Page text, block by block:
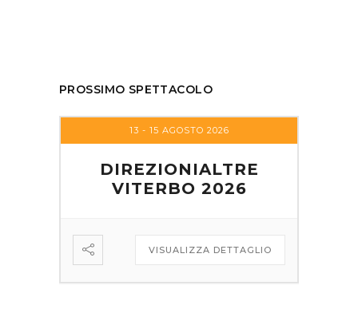
PROSSIMO SPETTACOLO
13 - 15 AGOSTO 2026
DIREZIONIALTRE
VITERBO 2026
VISUALIZZA DETTAGLIO